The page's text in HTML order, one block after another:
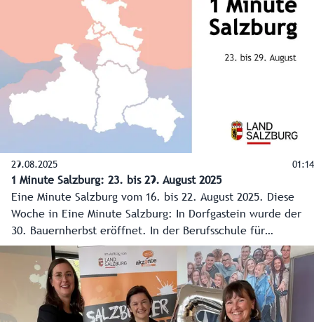
Pädagog:innen mit praxisorientierten Lehrmaterialien zur
Unfallvermeidung und einem Schwerpunkt auf
Schulwegsicherheit.
29.08.2025 01:14
1 Minute Salzburg: 23. bis 29. August 2025
Eine Minute Salzburg vom 16. bis 22. August 2025. Diese
Woche in Eine Minute Salzburg: In Dorfgastein wurde der
30. Bauernherbst eröffnet. In der Berufsschule für
Gartenbau, die an der Landwirtschaftlichen Fachschule
Kleßheim angesiedelt ist, haben zwei Männer und acht
Frauen ihre Prüfungen erfolgreich abgelegt und bekamen
ihre Facharbeiterbriefe feierlich überreicht. 74.600 Kinder
und Jugendliche starten, am 8. September, in das neue